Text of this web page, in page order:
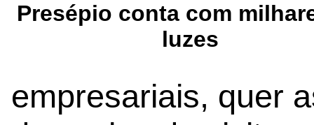
Presépio conta com
luzes
empresariais, quer